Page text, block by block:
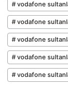
# vodafone
# vodafone
# vodafone
# vodafone
# vodafone